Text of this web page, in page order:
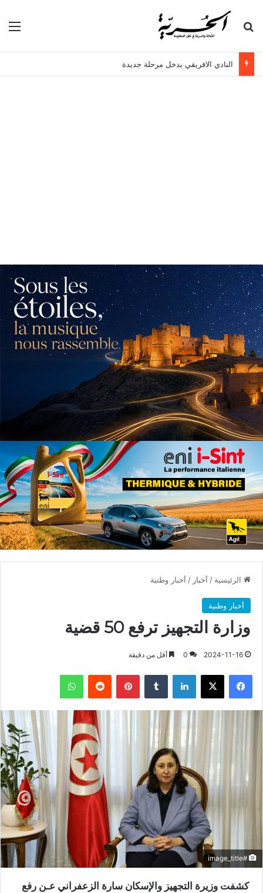
بحث عن
النادي الافريقي يدخل مرحلة جديدة
الرئيسية / أخبار / أخبار وطنية
أخبار وطنية
وزارة التجهيز ترفع 50 قضية
2024-11-16
0 أقل من دقيقة
فيسبوك X لينكدإن بينتيريست واتساب
#image_title
كشفت وزيرة التجهيز والإسكان سارة الزعفراني عـن رفع